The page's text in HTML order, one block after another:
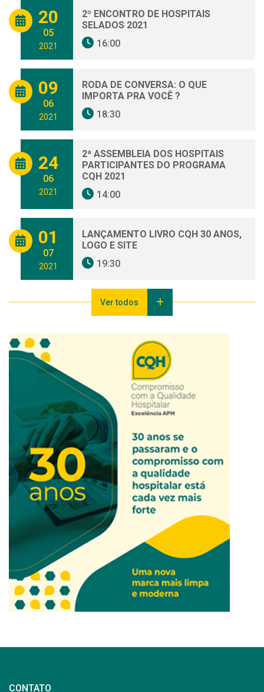
20
05
2021
2º ENCONTRO DE HOSPITAIS
SELADOS 2021
16:00
09
06
2021
RODA DE CONVERSA: O QUE
IMPORTA PRA VOCÊ ?
18:30
24
06
2021
2ª ASSEMBLEIA DOS HOSPITAIS
PARTICIPANTES DO PROGRAMA
CQH 2021
14:00
01
07
2021
LANÇAMENTO LIVRO CQH 30 ANOS,
LOGO E SITE
19:30
Ver todos
CONTATO